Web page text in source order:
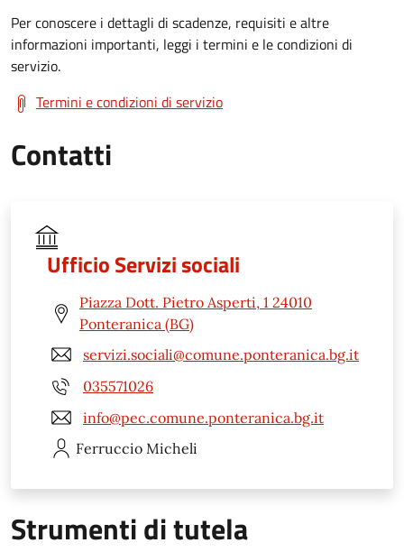
Per conoscere i dettagli di scadenze, requisiti e altre
informazioni importanti, leggi i termini e le condizioni di
servizio.
Termini e condizioni di servizio
Contatti
Ufficio Servizi sociali
Piazza Dott. Pietro Asperti, 1 24010
Ponteranica (BG)
servizi.sociali@comune.ponteranica.bg.it
035571026
info@pec.comune.ponteranica.bg.it
Ferruccio Micheli
Strumenti di tutela